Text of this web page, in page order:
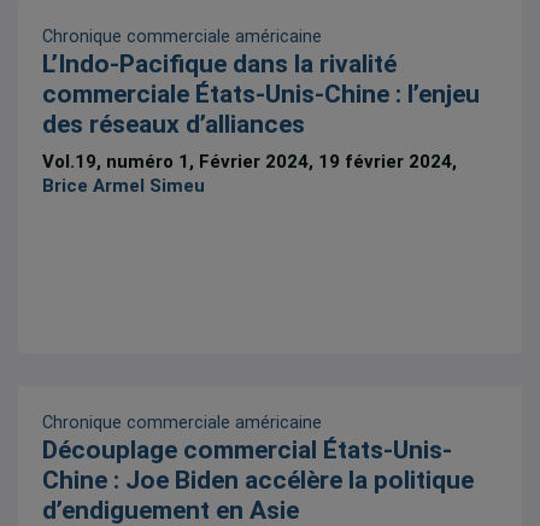
Chronique commerciale américaine
L’Indo-Pacifique dans la rivalité
commerciale États-Unis-Chine : l’enjeu
des réseaux d’alliances
Vol.19, numéro 1, Février 2024, 19 février 2024,
Brice Armel Simeu
Chronique commerciale américaine
Découplage commercial États-Unis-
Chine : Joe Biden accélère la politique
d’endiguement en Asie